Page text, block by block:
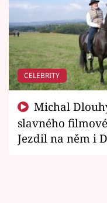
CELEBRITY
slavného
Jezdil na něm i